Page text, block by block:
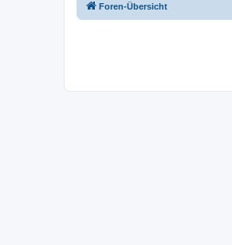
Foren-Übersicht